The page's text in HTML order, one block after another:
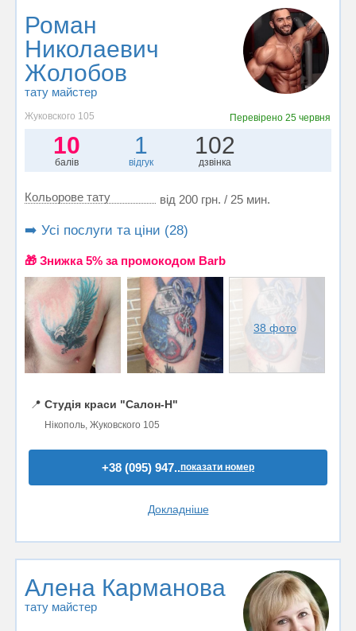
Роман
Николаевич
Жолобов
тату майстер
Жуковского 105 Перевірено25 червня
10
балів
1
відгук
102
дзвінка
Кольорове тату від 200 грн. / 25 мин.
➡️ Усі послуги та ціни (28)
🎁 Знижка 5% за промокодом Barb
38 фото
📍 Студія краси "Салон-Н"
Нікополь, Жуковского 105
+38 (095) 947..показати номер
Докладніше
Алена Карманова
тату майстер